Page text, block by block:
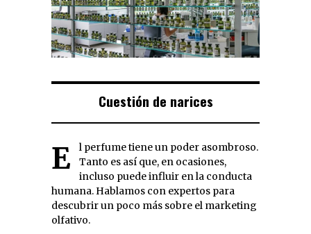
Cuestión de narices
El perfume tiene un poder asombroso.
Tanto es así que, en ocasiones,
incluso puede influir en la conducta
humana. Hablamos con expertos para
descubrir un poco más sobre el marketing
olfativo.